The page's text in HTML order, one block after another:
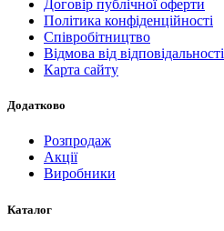
Договір публічної оферти
Політика конфіденційності
Співробітництво
Відмова від відповідальності
Карта сайту
Додатково
Розпродаж
Акції
Виробники
Каталог